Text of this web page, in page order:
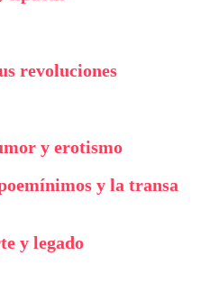
revoluciones
y erotismo
y la transa
y legado